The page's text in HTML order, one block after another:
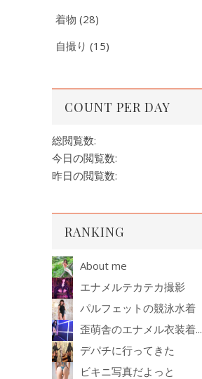
着物 (28)
自撮り (15)
COUNT PER DAY
総閲覧数:
今日の閲覧数:
昨日の閲覧数:
RANKING
About me
エナメルテカテカ撮影
パルフェットの競泳水着
歪萌舎のエナメル衣装着...
デパチに行ってきた
ビキニ写真だよっと